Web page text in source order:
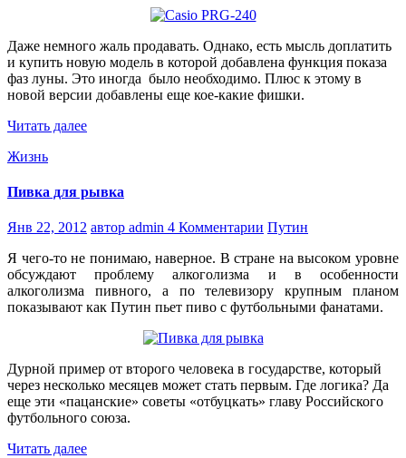
Даже немного жаль продавать. Однако, есть мысль доплатить
и купить новую модель в которой добавлена функция показа
фаз луны. Это иногда было необходимо. Плюс к этому в
новой версии добавлены еще кое-какие фишки.
Читать далее
Жизнь
Пивка для рывка
Янв 22, 2012 автор admin 4 Комментарии Путин
Я чего-то не понимаю, наверное. В стране на высоком уровне
обсуждают проблему алкоголизма и в особенности
алкоголизма пивного, а по телевизору крупным планом
показывают как Путин пьет пиво с футбольными фанатами.
Дурной пример от второго человека в государстве, который
через несколько месяцев может стать первым. Где логика? Да
еще эти «пацанские» советы «отбуцкать» главу Российского
футбольного союза.
Читать далее